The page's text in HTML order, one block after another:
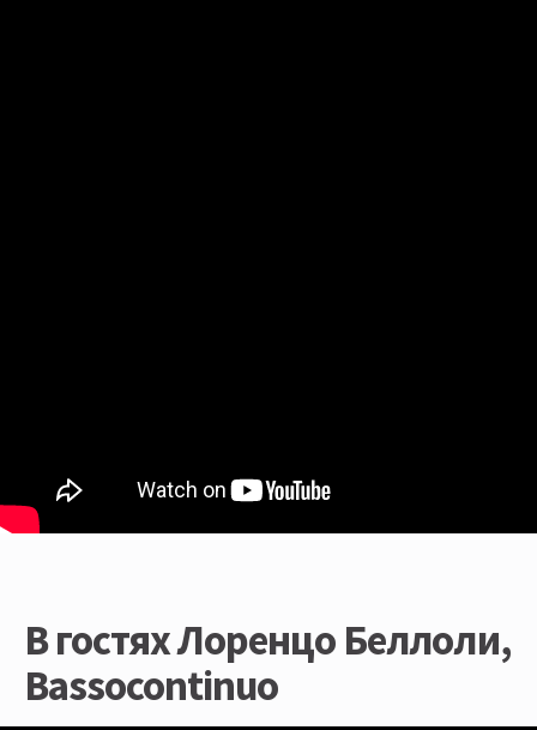
В гостях Лоренцо Беллоли,
Bassocontinuo